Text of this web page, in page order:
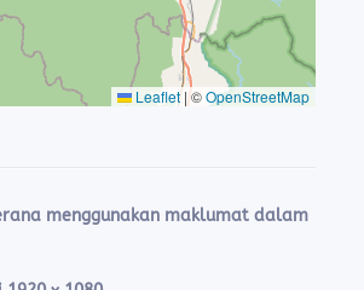
Leaflet |©OpenStreetMap
menggunakan maklumat dalam